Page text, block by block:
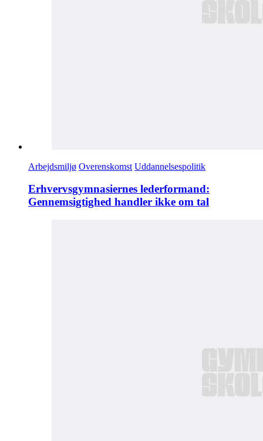
Arbejdsmiljø Overenskomst Uddannelsespolitik
Erhvervsgymnasiernes lederformand:
Gennemsigtighed handler ikke om tal